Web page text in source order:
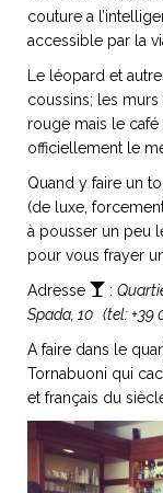
couture a
accessible par la
Le léopard et
coussins; les
rouge mais le
officiellement le
Quand y faire un
(de luxe,
à pousser un peu
pour vous frayer
Adresse
:
Spada, 10 (tel: +39
A faire dans le
Tornabuoni qui
et français du